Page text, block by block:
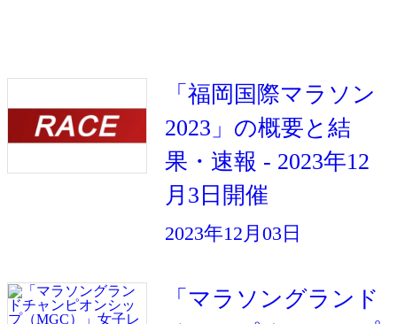
「福岡国際マラソン
2023」の概要と結
果・速報 - 2023年12
月3日開催
2023年12月03日
「マラソングランド